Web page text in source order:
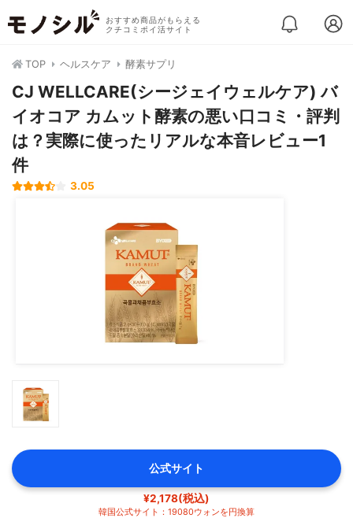
おすすめ商品がもらえる
クチコミポイ活サイト
TOP ヘルスケア 酵素サプリ
CJ WELLCARE(シージェイウェルケア) バ
イオコア カムット酵素の悪い口コミ・評判
は？実際に使ったリアルな本音レビュー1
件
3.05
公式サイト
¥2,178(税込)
韓国公式サイト：19080ウォンを円換算